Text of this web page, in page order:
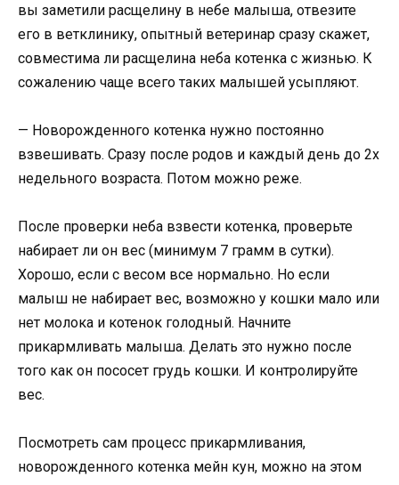
вы заметили расщелину в небе малыша, отвезите
его в ветклинику, опытный ветеринар сразу скажет,
совместима ли расщелина неба котенка с жизнью. К
сожалению чаще всего таких малышей усыпляют.
— Новорожденного котенка нужно постоянно
взвешивать. Сразу после родов и каждый день до 2х
недельного возраста. Потом можно реже.
После проверки неба взвести котенка, проверьте
набирает ли он вес (минимум 7 грамм в сутки).
Хорошо, если с весом все нормально. Но если
малыш не набирает вес, возможно у кошки мало или
нет молока и котенок голодный. Начните
прикармливать малыша. Делать это нужно после
того как он пососет грудь кошки. И контролируйте
вес.
Посмотреть сам процесс прикармливания,
новорожденного котенка мейн кун, можно на этом